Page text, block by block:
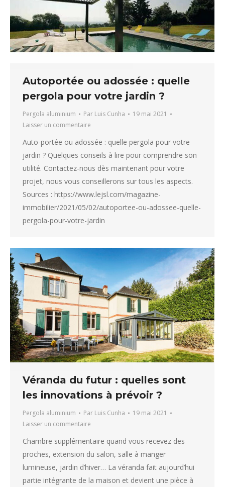
Autoportée ou adossée : quelle
pergola pour votre jardin ?
Pergola aluminium Par Luis Cunha
19 mai 2021
Laisser un commentaire
Auto-portée ou adossée : quelle pergola pour votre
jardin ? Quelques conseils à lire pour comprendre son
utilité. Contactez-nous dès maintenant pour votre
projet, nous vous conseillerons sur tous les aspects.
Sources : https://www.lejsl.com/magazine-
immobilier/2021/05/02/autoportee-ou-adossee-quelle-
pergola-pour-votre-jardin
Véranda du futur : quelles sont
les innovations à prévoir ?
Pergola aluminium Par Luis Cunha
19 mai 2021
Laisser un commentaire
Chambre supplémentaire quand vous recevez des
proches, extension du salon, salle à manger
lumineuse, jardin d’hiver… La véranda fait aujourd’hui
partie intégrante de la maison et devient une pièce à